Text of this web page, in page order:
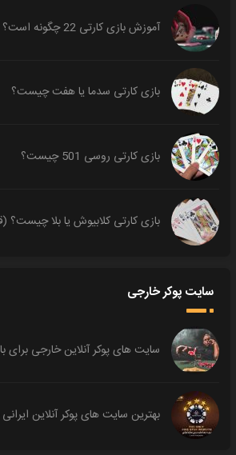
آموزش بازی کارتی 22 چگونه است؟
بازی کارتی سدما یا هفت چیست؟
بازی کارتی روسی 501 چیست؟
بازی کارتی کلابیوش یا بلا
سایت پوکر خارجی
سایت های پوکر آنلاین خارجی برای
بهترین سایت های پوکر آنلاین